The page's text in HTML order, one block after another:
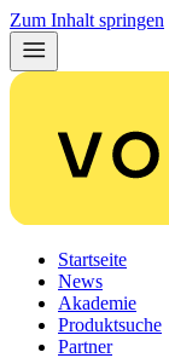
Zum Inhalt springen
Startseite
News
Akademie
Produktsuche
Partner